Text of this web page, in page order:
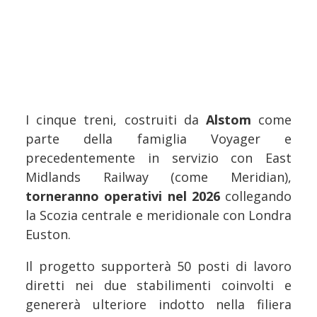
I cinque treni, costruiti da Alstom come
parte della famiglia Voyager e
precedentemente in servizio con East
Midlands Railway (come Meridian),
torneranno operativi nel 2026collegando
la Scozia centrale e meridionale con Londra
Euston.
Il progetto supporterà 50 posti di lavoro
diretti nei due stabilimenti coinvolti e
genererà ulteriore indotto nella filiera